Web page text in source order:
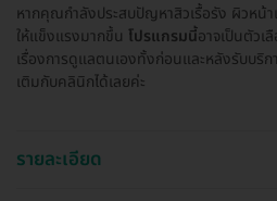
หากคุณกำลังประสบปัญหาสิวเรื้อรัง ผิวหน้
ให้แข็งแรงมากขึ้น โปรแกรมนี้อาจเป็นตัว
เรื่องการดูแลตนเองทั้งก่อนและหลังรับบริก
เติมกับคลินิกได้เลยค่ะ
รายละเอียด